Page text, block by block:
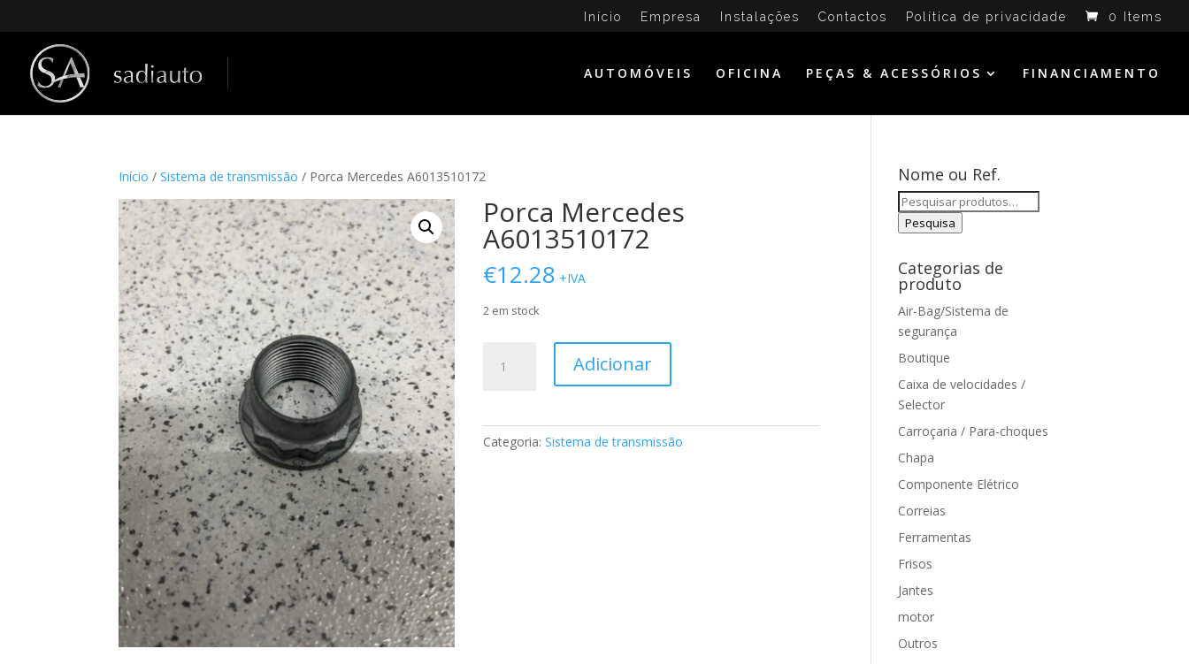
Início Empresa Instalações Contactos Política de privacidade 0 Items
AUTOMÓVEIS OFICINA PEÇAS & ACESSÓRIOS FINANCIAMENTO
Início /Sistema de transmissão / Porca Mercedes A6013510172
Porca Mercedes
A6013510172
€12.28 +IVA
2 em stock
Adicionar
Categoria:Sistema de transmissão
Nome ou Ref.
Pesquisar
por:
Pesquisa
Categorias de
produto
Air-Bag/Sistema de
segurança
Boutique
Caixa de velocidades /
Selector
Carroçaria / Para-choques
Chapa
Componente Elétrico
Correias
Ferramentas
Frisos
Jantes
motor
Outros